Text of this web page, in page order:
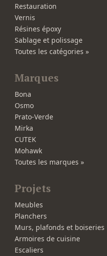
Restauration
Vernis
Résines époxy
Sablage et polissage
Toutes les catégories »
Marques
Bona
Osmo
Prato-Verde
Mirka
CUTEK
Mohawk
Toutes les marques »
Projets
Meubles
Planchers
Murs, plafonds et boiseries
Armoires de cuisine
Escaliers